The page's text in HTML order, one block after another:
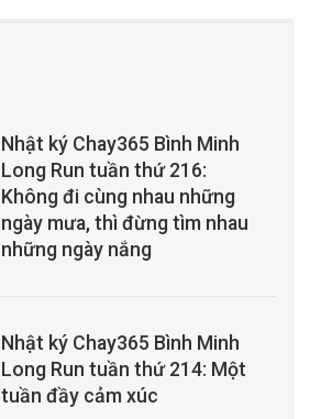
Nhật ký Chay365 Bình Minh
Long Run tuần thứ 216:
Không đi cùng nhau những
ngày mưa, thì đừng tìm nhau
những ngày nắng
Nhật ký Chay365 Bình Minh
Long Run tuần thứ 214: Một
tuần đầy cảm xúc